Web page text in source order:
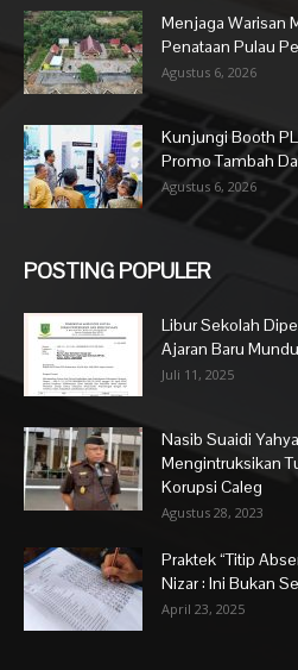
Menjaga Warisan
Penataan Pulau
Agustus 6, 2026
Kunjungi Booth
Promo Tambah
Agustus 6, 2026
POSTING POPULER
Libur Sekolah
Ajaran Baru
Juli 11, 2025
Nasib Suaidi
Mengintruksikan
Korupsi Caleg
Agustus 28, 2023
Praktek “Titip
Nizar : Ini Bukan
April 23, 2025